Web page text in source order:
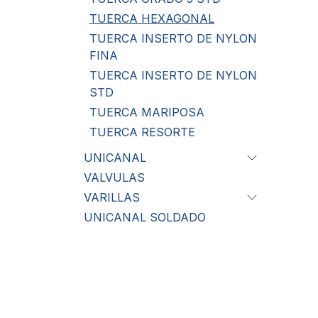
TUERCA HEXAGONAL
TUERCA INSERTO DE NYLON
FINA
TUERCA INSERTO DE NYLON
STD
TUERCA MARIPOSA
TUERCA RESORTE
UNICANAL
VALVULAS
VARILLAS
UNICANAL SOLDADO